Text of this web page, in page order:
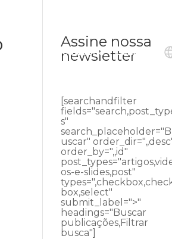
Ouvidoria Contato
Assine nossa
newsletter
[searchandfilter
s"
search_placeholder="B
uscar"
order_by=",,id"
os-e-slides,post"
box,select"
submit_label=">"
headings="Buscar
publicações,Filtrar
busca"]